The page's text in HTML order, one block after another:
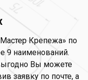
Крепежа» по
9 наименований.
Вы можете
заявку по почте, а